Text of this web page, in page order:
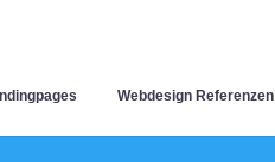
Webdesign Referenzen